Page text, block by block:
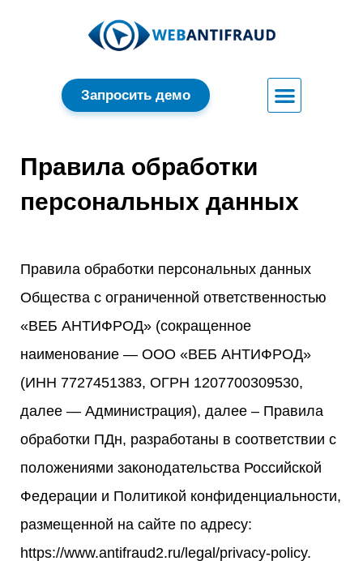
Запросить демо
Правила обработки
персональных данных
Правила обработки персональных данных
Общества с ограниченной ответственностью
«ВЕБ АНТИФРОД» (сокращенное
наименование — ООО «ВЕБ АНТИФРОД»
(ИНН 7727451383, ОГРН 1207700309530,
далее — Администрация), далее – Правила
обработки ПДн, разработаны в соответствии с
положениями законодательства Российской
Федерации и Политикой конфиденциальности,
размещенной на сайте по адресу:
https://www.antifraud2.ru/legal/privacy-policy.